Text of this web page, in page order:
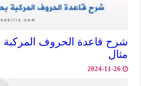
مثال
2024-11-26